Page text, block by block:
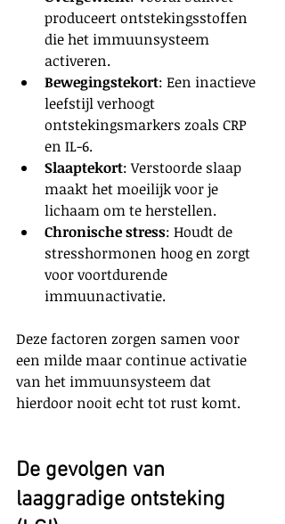
produceert ontstekingsstoffen
die het immuunsysteem
activeren.
Bewegingstekort: Een inactieve
leefstijl verhoogt
ontstekingsmarkers zoals CRP
en IL-6.
Slaaptekort: Verstoorde slaap
maakt het moeilijk voor je
lichaam om te herstellen.
Chronische stress: Houdt de
stresshormonen hoog en zorgt
voor voortdurende
immuunactivatie.
Deze factoren zorgen samen voor
een milde maar continue activatie
van het immuunsysteem dat
hierdoor nooit echt tot rust komt.
De gevolgen van
laaggradige ontsteking